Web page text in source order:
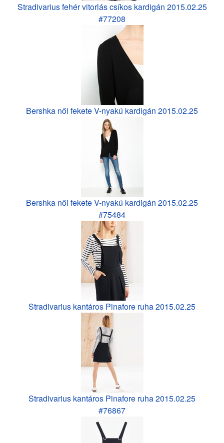
Stradivarius fehér vitorlás csíkos kardigán 2015.02.25
#77208
Bershka női fekete V-nyakú kardigán 2015.02.25
Bershka női fekete V-nyakú kardigán 2015.02.25
#75484
Stradivarius kantáros Pinafore ruha 2015.02.25
Stradivarius kantáros Pinafore ruha 2015.02.25
#76867